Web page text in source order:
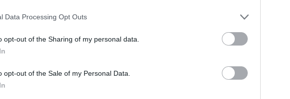
Data Processing Opt Outs
opt-out of the Sharing of my personal data.
opt-out of the Sale of my Personal Data.
Székely Sport